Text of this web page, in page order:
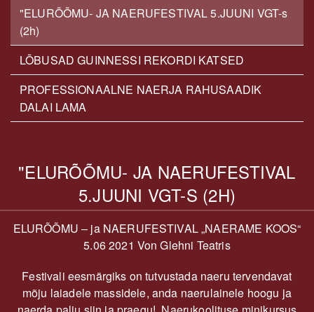
"ELURÕÕMU- JA NAERUFESTIVAL 5.JUUNI VGT-s
(2h)
LÕBUSAD GUINNESSI REKORDI KATSED
PROFESSIONAALNE NAERJA RAHUSAADIK
DALAI LAMA
"ELURÕÕMU- JA NAERUFESTIVAL
5.JUUNI VGT-S (2H)
ELURÕÕMU – ja NAERUFESTIVAL „NAERAME KOOS“
5.06 2021 Von Glehni Teatris
Festivali eesmärgiks on tutvustada naeru tervendavat
mõju laiadele massidele, anda naerulainele hoogu ja